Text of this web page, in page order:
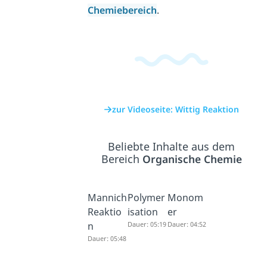
Chemiebereich.
zur Videoseite: Wittig Reaktion
Beliebte Inhalte aus dem
Bereich Organische Chemie
Mannich
Reaktio
n
Dauer: 05:48
Polymer
isation
Dauer: 05:19
Monom
er
Dauer: 04:52